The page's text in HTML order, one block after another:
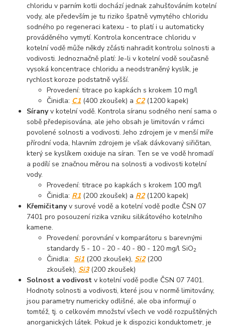
chloridu v parním kotli dochází jednak zahušťováním kotelní
vody, ale především je tu riziko špatně vymytého chloridu
sodného po regeneraci katexu - to platí i u automaticky
prováděného vymytí. Kontrola koncentrace chloridu v
kotelní vodě může někdy zčásti nahradit kontrolu solnosti a
vodivosti. Jednoznačně platí: Je-li v kotelní vodě současně
vysoká koncentrace chloridu a neodstraněný kyslík, je
rychlost koroze podstatně vyšší.
Provedení: titrace po kapkách s krokem 10 mg/l
Činidla: C1 (400 zkoušek) a C2 (1200 kapek)
Síranyv kotelní vodě. Kontrola síranu sodného není sama o
sobě předepisována, ale jeho obsah je limitován v rámci
povolené solnosti a vodivosti. Jeho zdrojem je v menší míře
přírodní voda, hlavním zdrojem je však dávkovaný siřičitan,
který se kyslíkem oxiduje na síran. Ten se ve vodě hromadí
a podílí se značnou měrou na solnosti a vodivosti kotelní
vody.
Provedení: titrace po kapkách s krokem 100 mg/l
Činidla: R1 (200 zkoušek) a R2 (1200 kapek)
Křemičitanyv surové vodě a kotelní vodě podle ČSN 07
7401 pro posouzení rizika vzniku silikátového kotelního
kamene.
Provedení: porovnání v komparátoru s barevnými
standardy 5 - 10 - 20 - 40 - 80 - 120 mg/l SiO2
Činidla: Si1 (200 zkoušek), Si2(200
zkoušek), Si3(200 zkoušek)
Solnost a vodivostv kotelní vodě podle ČSN 07 7401.
Hodnoty solnosti a vodivosti, které jsou v normě limitovány,
jsou parametry numericky odlišné, ale oba informují o
tomtéž, tj. o celkovém množství všech ve vodě rozpuštěných
anorganických látek. Pokud je k dispozici konduktometr, je